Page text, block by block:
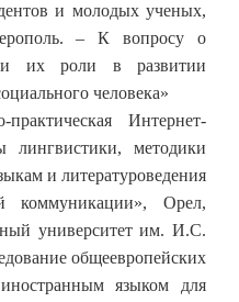
и молодых ученых,
– К вопросу о
их роли в развитии
человека»
Интернет-
лингвистики, методики
и литературоведения
коммуникации», Орел,
университет им. И.С.
общеевропейских
языком для